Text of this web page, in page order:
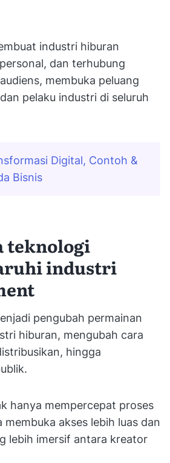
industri hiburan
dan terhubung
membuka peluang
pelaku industri di seluruh
Digital, Contoh &
Bisnis
teknologi
industri
pengubah permainan
hiburan, mengubah cara
hingga
hanya mempercepat proses
akses lebih luas dan
lebih imersif antara kreator